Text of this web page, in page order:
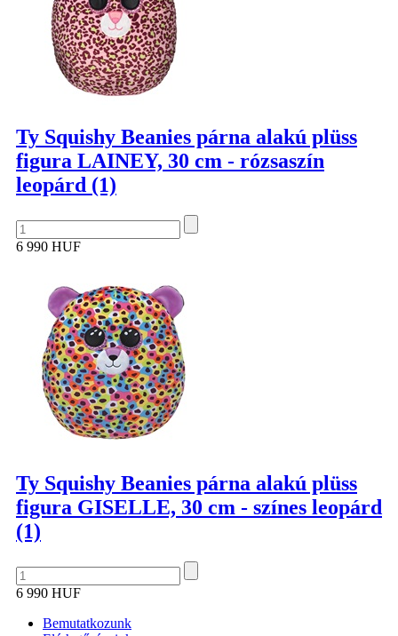
Ty Squishy Beanies párna alakú plüss
figura LAINEY, 30 cm - rózsaszín
leopárd (1)
6 990 HUF
Ty Squishy Beanies párna alakú plüss
figura GISELLE, 30 cm - színes leopárd
(1)
6 990 HUF
Bemutatkozunk